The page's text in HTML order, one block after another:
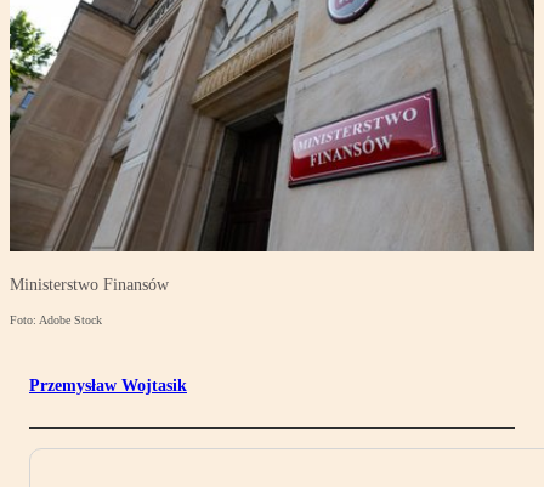
Ministerstwo Finansów
Foto: Adobe Stock
Przemysław Wojtasik